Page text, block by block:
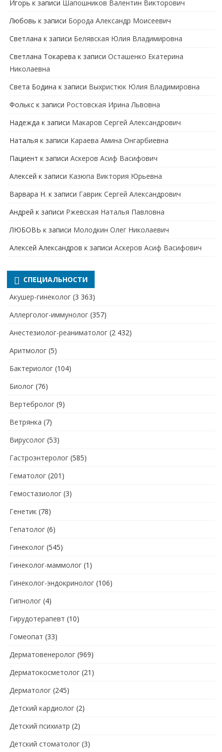
Игорь к записи Шапошников Валентин Викторович
Любовь к записи Борода Александр Моисеевич
Светлана к записи Белявская Юлия Владимировна
Cветлана Токарева к записи Осташенко Екатерина
Николаевна
Света Бодина к записи Выхристюк Юлия Владимировна
Фолькс к записи Ростовская Ирина Львовна
Надежда к записи Макаров Сергей Александрович
Наталья к записи Караева Амина Онгарбиевна
Пациент к записи Аскеров Асиф Васифович
Алексей к записи Казюпа Виктория Юрьевна
Варвара Н. к записи Гаврик Сергей Александрович
Андрей к записи Ржевская Наталья Павловна
ЛЮБОВЬ к записи Молодкин Олег Николаевич
Алексей Александров к записи Аскеров Асиф Васифович
СПЕЦИАЛЬНОСТИ
Акушер-гинеколог (3 363)
Аллерголог-иммунолог (357)
Анестезиолог-реаниматолог (2 432)
Аритмолог (5)
Бактериолог (104)
Биолог (76)
Вертебролог (9)
Ветрянка (7)
Вирусолог (53)
Гастроэнтеролог (585)
Гематолог (201)
Гемостазиолог (3)
Генетик (78)
Гепатолог (6)
Гинеколог (545)
Гинеколог-маммолог (1)
Гинеколог-эндокринолог (106)
Гипнолог (4)
Гирудотерапевт (10)
Гомеопат (33)
Дерматовенеролог (969)
Дерматокосметолог (21)
Дерматолог (245)
Детский кардиолог (2)
Детский психиатр (2)
Детский стоматолог (3)